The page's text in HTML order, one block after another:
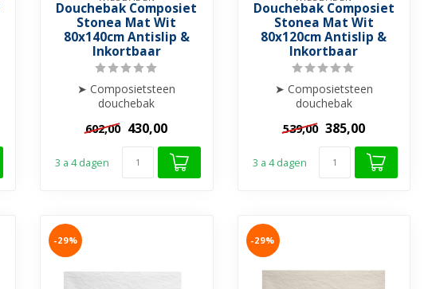
Douchebak Composiet
Stonea Mat Wit
80x140cm Antislip &
Inkortbaar
➤ Composietsteen
douchebak
➤ Krasvrij & Stootbestendig
➤ Inkortba...
602,00 430,00
3 a 4 dagen
Douchebak Composiet
Stonea Mat Wit
80x120cm Antislip &
Inkortbaar
➤ Composietsteen
douchebak
➤ Krasvrij & Stootbestendig
➤ Inkortba...
539,00 385,00
3 a 4 dagen
-29% -29%